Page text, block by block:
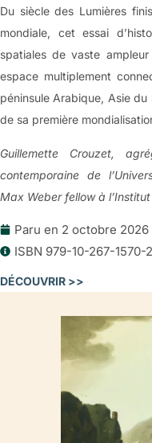
Du siècle des Lumières
mondiale, cet essai
spatiales de vaste
espace multiplement
péninsule Arabique, Asie
de sa première
Guillemette Crouzet,
contemporaine de
Max Weber fellow à
Paru en 2 octobre 2026
ISBN 979-10-267-1570-2
DÉCOUVRIR >>